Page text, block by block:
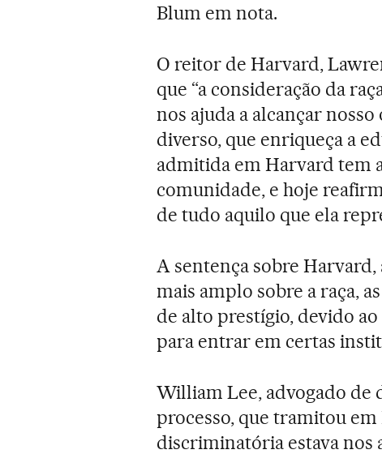
Blum em nota.
O reitor de Harvard,
que “a consideração da
nos ajuda a alcançar
diverso, que enriqueça a
admitida em Harvard tem
comunidade, e hoje
de tudo aquilo que ela
A sentença sobre
mais amplo sobre a raça,
de alto prestígio, devido
para entrar em certas
William Lee, advogado de
processo, que tramitou em
discriminatória estava nos